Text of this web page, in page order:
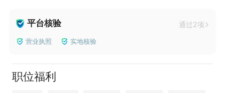
平台核验 通过2项
营业执照 实地核验
职位福利